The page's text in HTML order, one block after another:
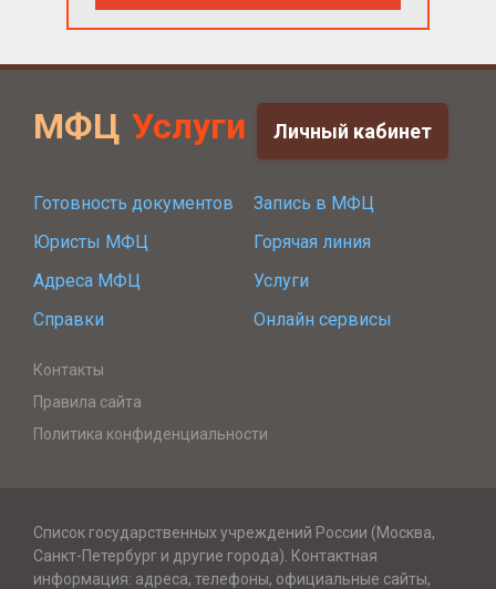
МФЦ Услуги Личный кабинет
Готовность документов
Запись в МФЦ
Юристы МФЦ
Горячая линия
Адреса МФЦ
Услуги
Справки
Онлайн сервисы
Контакты
Правила сайта
Политика конфиденциальности
Список государственных учреждений России (Москва,
Санкт-Петербург и другие города). Контактная
информация: адреса, телефоны, официальные сайты,